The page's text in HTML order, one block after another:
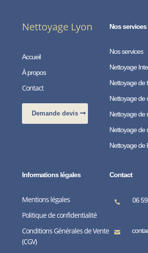
Nettoyage Lyon
Accueil
À propos
Contact
Demande devis
Nos services
Nos services
Nettoyage
Nettoyage de
Nettoyage de
Nettoyage de
Nettoyage de
Nettoyage de
Informations légales
Mentions légales
Politique de confidentialité
Conditions Générales de Vente
(CGV)
Contact
 06
